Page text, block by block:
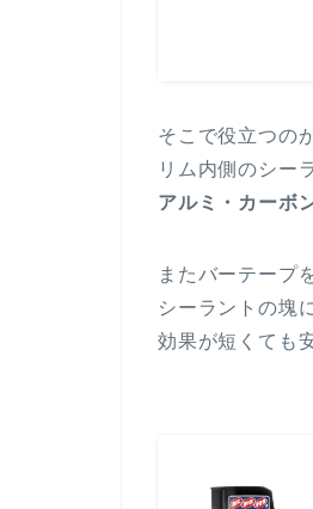
そこで役立つの
リム内側のシー
アルミ・カーボ
またバーテープ
シーラントの塊
効果が短くても